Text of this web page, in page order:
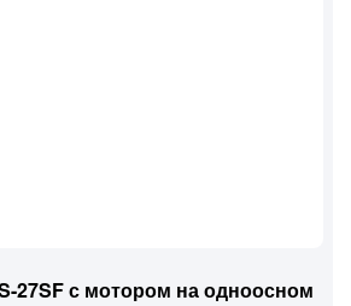
27SF с мотором на одноосном